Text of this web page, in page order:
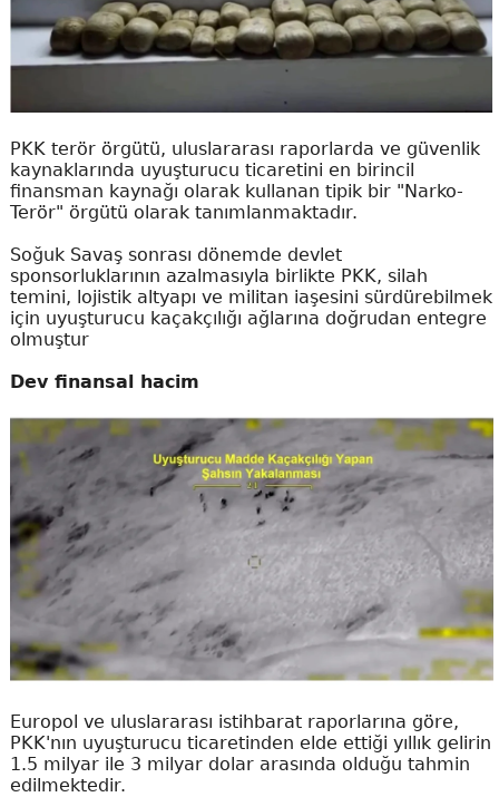
PKK terör örgütü, uluslararası raporlarda ve güvenlik
kaynaklarında uyuşturucu ticaretini en birincil
finansman kaynağı olarak kullanan tipik bir "Narko-
Terör" örgütü olarak tanımlanmaktadır.
Soğuk Savaş sonrası dönemde devlet
sponsorluklarının azalmasıyla birlikte PKK, silah
temini, lojistik altyapı ve militan iaşesini sürdürebilmek
için uyuşturucu kaçakçılığı ağlarına doğrudan entegre
olmuştur
Dev finansal hacim
Europol ve uluslararası istihbarat raporlarına göre,
PKK'nın uyuşturucu ticaretinden elde ettiği yıllık gelirin
1.5 milyar ile 3 milyar dolar arasında olduğu tahmin
edilmektedir.